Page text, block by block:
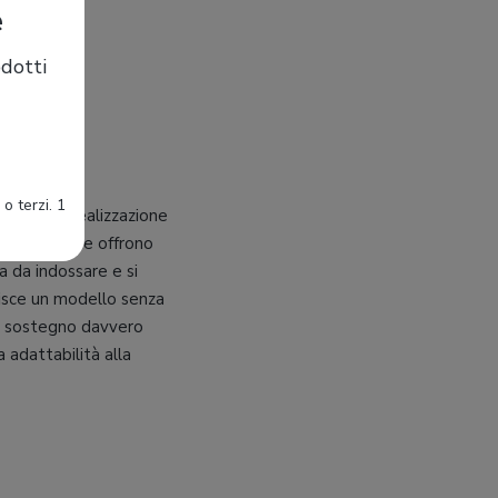
la realizzazione
che offrono
da indossare e si
un modello senza
sostegno davvero
adattabilità alla
terzi. 1